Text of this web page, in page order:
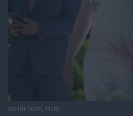
08.08.2026, 11:30